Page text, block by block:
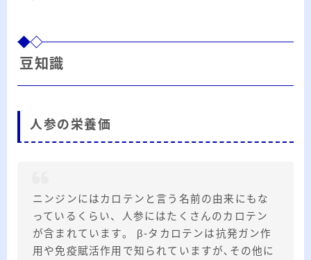
豆知識
人参の栄養価
ニンジンにはカロテンと言う名前の由来にもな
っているくらい、人参にはたくさんのカロテン
が含まれています。 β-タカロテンは抗発ガン作
用や免疫賦活作用で知られていますが､その他に